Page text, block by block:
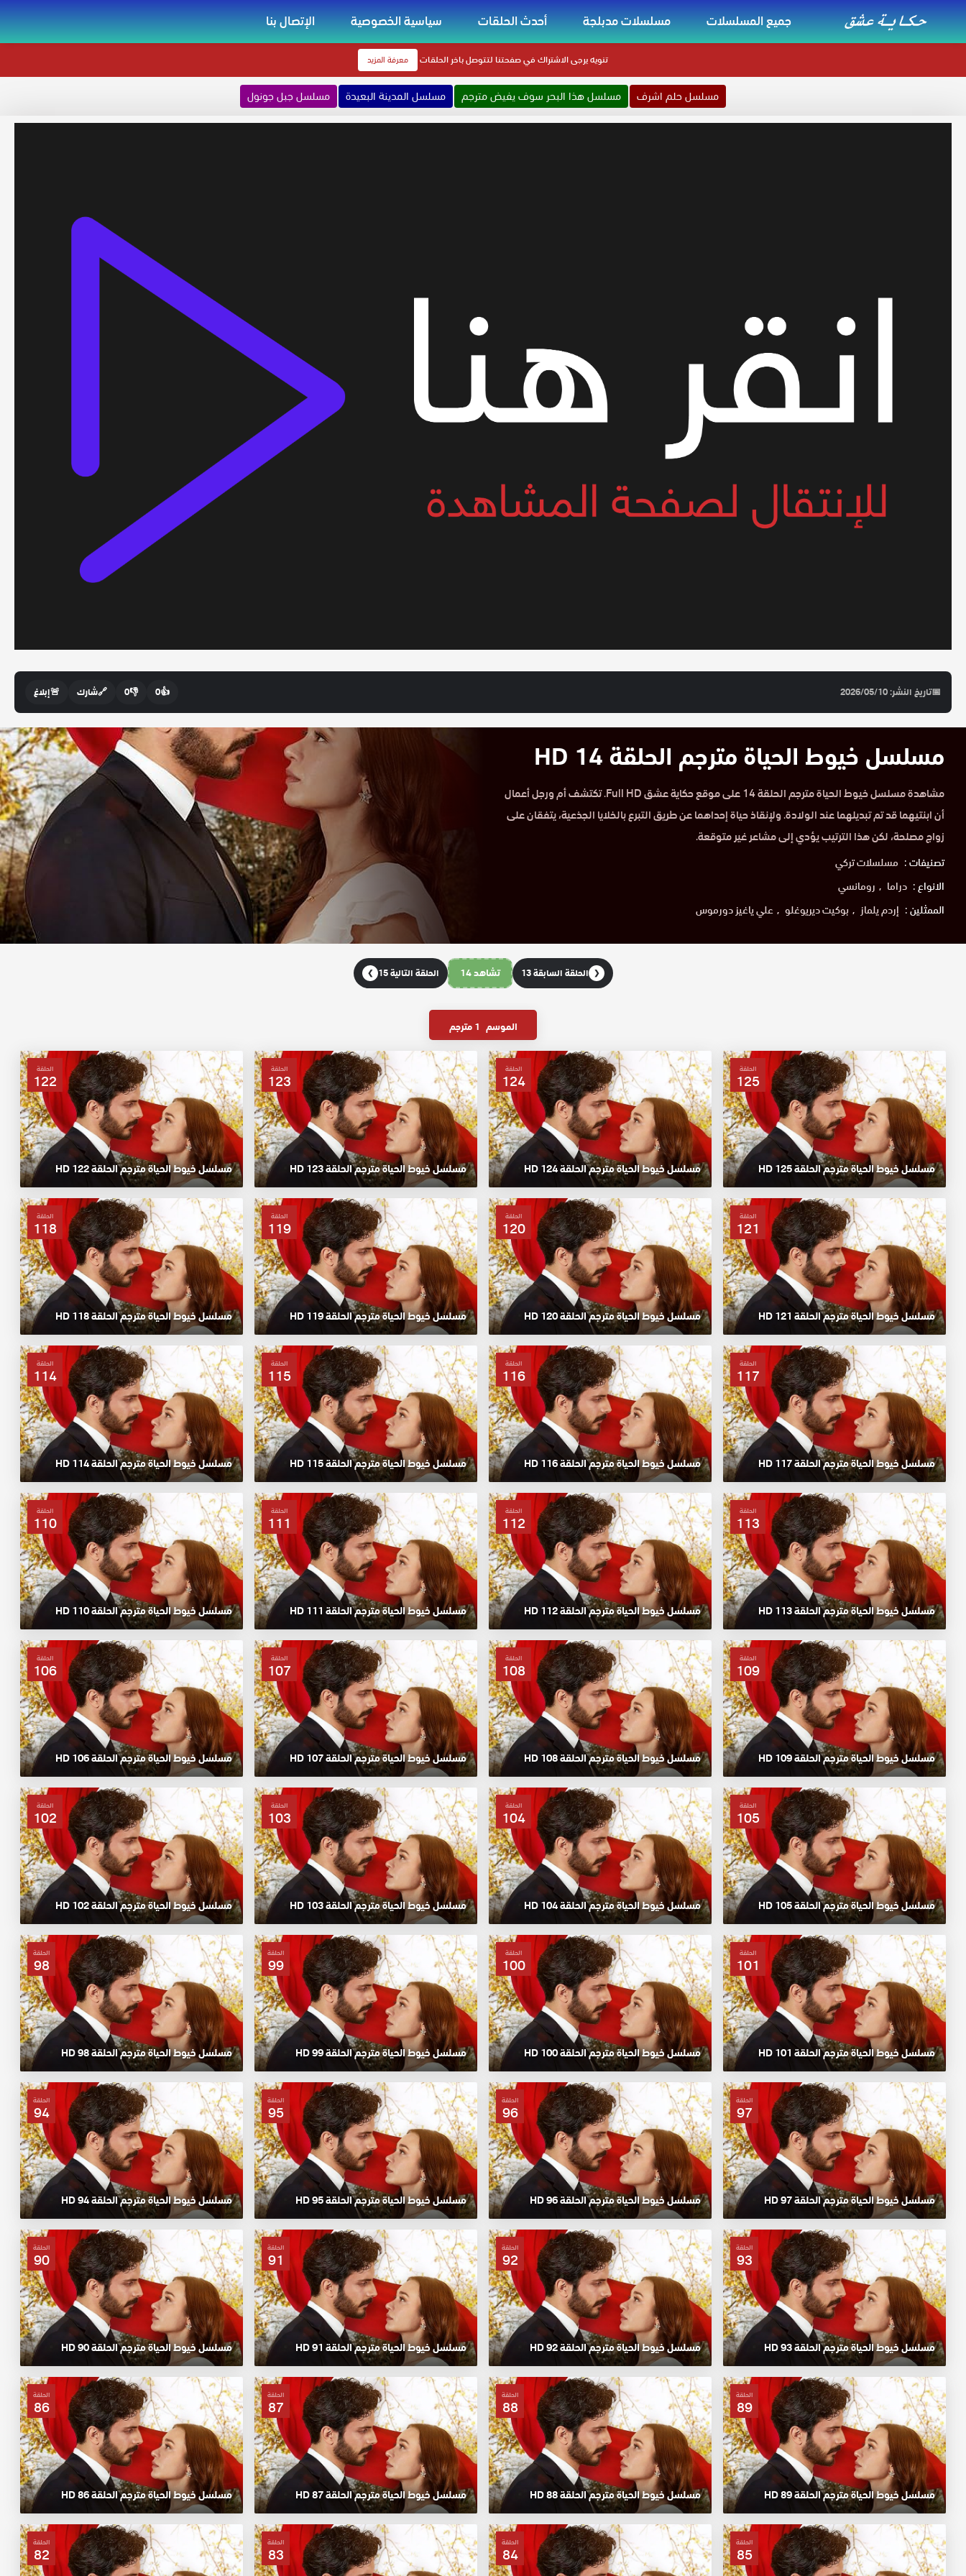
جميع المسلسلات مسلسلات مدبلجة أحدث الحلقات سياسية الخصوصية الإتصال بنا
تنويهيرجى الاشتراك في صفحتنا لتتوصل باخر الحلقات معرفة المزيد
مسلسل حلم اشرف مسلسل هذا البحر سوف يفيض مترجم مسلسل المدينة البعيدة مسلسل جبل جونول
📅تاريخ النشر: 2026/05/10 👍
0
👎
0
🔗شارك 🚨إبلاغ
مسلسل خيوط الحياة مترجم الحلقة 14 HD
مشاهدة مسلسل خيوط الحياة مترجم الحلقة 14 على موقع حكاية عشق Full HD. تكتشف أم ورجل أعمال
أن ابنتيهما قد تم تبديلهما عند الولادة. ولإنقاذ حياة إحداهما عن طريق التبرع بالخلايا الجذعية، يتفقان على
زواج مصلحة، لكن هذا الترتيب يؤدي إلى مشاعر غير متوقعة.
تصنيفات : مسلسلات تركي
الانواع : دراما
رومانسي
الممثلين : إردم يلماز بوكيت ديريوغلو علي ياغيز دورموس
❮ الحلقة السابقة 13 تشاهد 14 الحلقة التالية 15 ❯
الموسم 1 مترجم
الحلقة
125
مسلسل خيوط الحياة مترجم الحلقة 125 HD
الحلقة
124
مسلسل خيوط الحياة مترجم الحلقة 124 HD
الحلقة
123
مسلسل خيوط الحياة مترجم الحلقة 123 HD
الحلقة
122
مسلسل خيوط الحياة مترجم الحلقة 122 HD
الحلقة
121
مسلسل خيوط الحياة مترجم الحلقة 121 HD
الحلقة
120
مسلسل خيوط الحياة مترجم الحلقة 120 HD
الحلقة
119
مسلسل خيوط الحياة مترجم الحلقة 119 HD
الحلقة
118
مسلسل خيوط الحياة مترجم الحلقة 118 HD
الحلقة
117
مسلسل خيوط الحياة مترجم الحلقة 117 HD
الحلقة
116
مسلسل خيوط الحياة مترجم الحلقة 116 HD
الحلقة
115
مسلسل خيوط الحياة مترجم الحلقة 115 HD
الحلقة
114
مسلسل خيوط الحياة مترجم الحلقة 114 HD
الحلقة
113
مسلسل خيوط الحياة مترجم الحلقة 113 HD
الحلقة
112
مسلسل خيوط الحياة مترجم الحلقة 112 HD
الحلقة
111
مسلسل خيوط الحياة مترجم الحلقة 111 HD
الحلقة
110
مسلسل خيوط الحياة مترجم الحلقة 110 HD
الحلقة
109
مسلسل خيوط الحياة مترجم الحلقة 109 HD
الحلقة
108
مسلسل خيوط الحياة مترجم الحلقة 108 HD
الحلقة
107
مسلسل خيوط الحياة مترجم الحلقة 107 HD
الحلقة
106
مسلسل خيوط الحياة مترجم الحلقة 106 HD
الحلقة
105
مسلسل خيوط الحياة مترجم الحلقة 105 HD
الحلقة
104
مسلسل خيوط الحياة مترجم الحلقة 104 HD
الحلقة
103
مسلسل خيوط الحياة مترجم الحلقة 103 HD
الحلقة
102
مسلسل خيوط الحياة مترجم الحلقة 102 HD
الحلقة
101
مسلسل خيوط الحياة مترجم الحلقة 101 HD
الحلقة
100
مسلسل خيوط الحياة مترجم الحلقة 100 HD
الحلقة
99
مسلسل خيوط الحياة مترجم الحلقة 99 HD
الحلقة
98
مسلسل خيوط الحياة مترجم الحلقة 98 HD
الحلقة
97
مسلسل خيوط الحياة مترجم الحلقة 97 HD
الحلقة
96
مسلسل خيوط الحياة مترجم الحلقة 96 HD
الحلقة
95
مسلسل خيوط الحياة مترجم الحلقة 95 HD
الحلقة
94
مسلسل خيوط الحياة مترجم الحلقة 94 HD
الحلقة
93
مسلسل خيوط الحياة مترجم الحلقة 93 HD
الحلقة
92
مسلسل خيوط الحياة مترجم الحلقة 92 HD
الحلقة
91
مسلسل خيوط الحياة مترجم الحلقة 91 HD
الحلقة
90
مسلسل خيوط الحياة مترجم الحلقة 90 HD
الحلقة
89
مسلسل خيوط الحياة مترجم الحلقة 89 HD
الحلقة
88
مسلسل خيوط الحياة مترجم الحلقة 88 HD
الحلقة
87
مسلسل خيوط الحياة مترجم الحلقة 87 HD
الحلقة
86
مسلسل خيوط الحياة مترجم الحلقة 86 HD
الحلقة
85
الحلقة
84
الحلقة
83
الحلقة
82